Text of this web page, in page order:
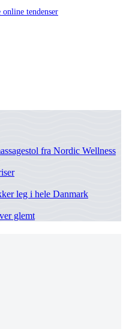
tendenser
fra Nordic Wellness
leg i hele Danmark
glemt